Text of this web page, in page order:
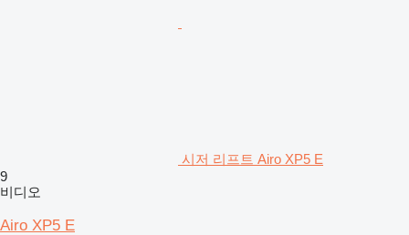
시저 리프트 Airo XP5 E
9
비디오
Airo XP5 E